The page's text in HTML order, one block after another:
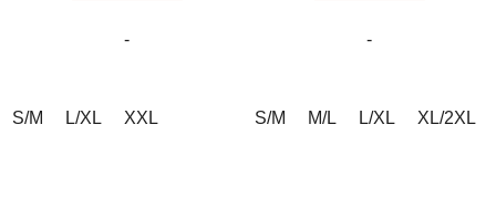
hviezdičiek.
-
S/M L/XL XXL
hviezdičiek.
-
S/M M/L L/XL XL/2XL